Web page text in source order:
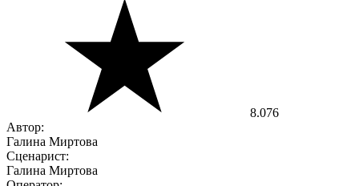
8.076
Автор:
Галина Миртова
Сценарист:
Галина Миртова